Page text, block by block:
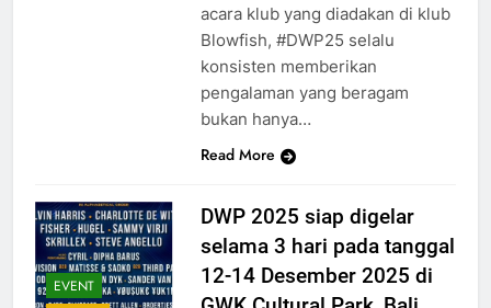
acara klub yang diadakan di klub
Blowfish, #DWP25 selalu
konsisten memberikan
pengalaman yang beragam
bukan hanya…
Read More
EVENT
DWP 2025 siap digelar
selama 3 hari pada tanggal
12-14 Desember 2025 di